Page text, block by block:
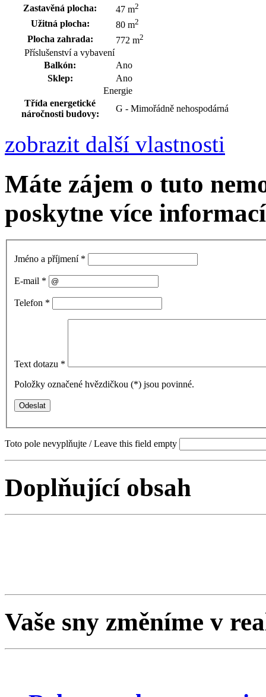
Zastavěná plocha:
47 m2
Užitná plocha: 80 m2
Plocha zahrada: 772 m2
Příslušenství a vybavení
Balkón:
Ano
Sklep:
Ano
Energie
Třída energetické
náročnosti budovy:
G - Mimořádně nehospodárná
zobrazit další vlastnosti
Máte zájem o tuto
poskytne více
Jméno a příjmení *
E-mail *
Telefon *
Text dotazu *
Položky označené hvězdičkou (*) jsou povinné.
Toto pole nevyplňujte / Leave this field empty
Doplňující obsah
Vaše sny změníme v